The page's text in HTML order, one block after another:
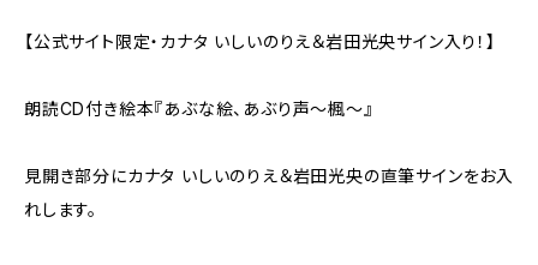
【公式サイト限定・カナタ いしいのりえ＆岩田光央サイン入り！】
朗読CD付き絵本『あぶな絵、あぶり声～楓～』
見開き部分にカナタ いしいのりえ＆岩田光央の直筆サインをお入
れします。